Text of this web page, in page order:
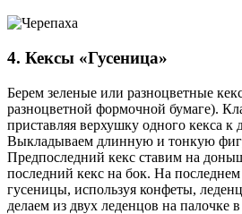
4. Кексы «Гусеница»
Берем зеленые или разноцветные
разноцветной формочной бумаге).
приставляя верхушку одного кекса
Выкладываем длинную и тонкую
Предпоследний кекс ставим на
последний кекс на бок. На
гусеницы, используя конфеты,
делаем из двух леденцов на палочке